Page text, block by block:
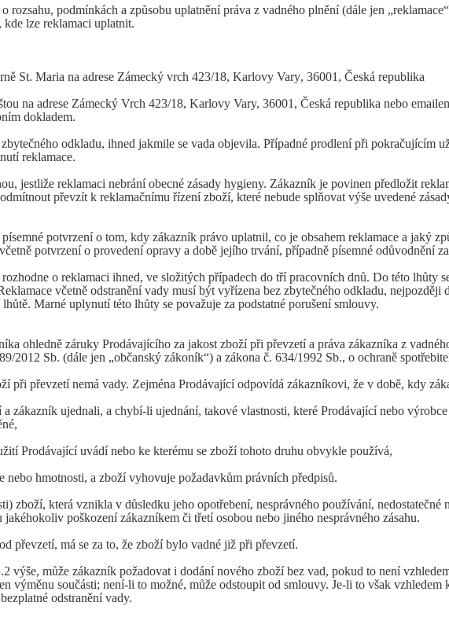
podmínkách a způsobu uplatnění práva z vadného plnění (dále jen
lze reklamaci uplatnit.
St. Maria na adrese Zámecký vrch 423/18, Karlovy Vary, 36001, Česká republika
na adrese Zámecký Vrch 423/18, Karlovy Vary, 36001, Česká republika nebo
dokladem.
odkladu, ihned jakmile se vada objevila. Případné prodlení při pokračujícím
reklamace.
jestliže reklamaci nebrání obecné zásady hygieny. Zákazník je povinen předložit
převzít k reklamačnímu řízení zboží, které nebude splňovat výše uvedené
potvrzení o tom, kdy zákazník právo uplatnil, co je obsahem reklamace a jaký
potvrzení o provedení opravy a době jejího trvání, případně písemné odůvodnění
o reklamaci ihned, ve složitých případech do tří pracovních dnů. Do této lhůty
včetně odstranění vady musí být vyřízena bez zbytečného odkladu, nejpozději
Marné uplynutí této lhůty se považuje za podstatné porušení smlouvy.
ohledně záruky Prodávajícího za jakost zboží při převzetí a práva zákazníka z
2012 Sb. (dále jen „občanský zákoník“) a zákona č. 634/1992 Sb., o ochraně
převzetí nemá vady. Zejména Prodávající odpovídá zákazníkovi, že v době, kdy
ujednali, a chybí-li ujednání, takové vlastnosti, které Prodávající nebo výrobce
uvádí nebo ke kterému se zboží tohoto druhu obvykle používá,
hmotnosti, a zboží vyhovuje požadavkům právních předpisů.
zboží, která vznikla v důsledku jeho opotřebení, nesprávného používání, nedostatečné
poškození zákazníkem či třetí osobou nebo jiného nesprávného zásahu.
převzetí, má se za to, že zboží bylo vadné již při převzetí.
může zákazník požadovat i dodání nového zboží bez vad, pokud to není
výměnu součásti; není-li to možné, může odstoupit od smlouvy. Je-li to však
odstranění vady.